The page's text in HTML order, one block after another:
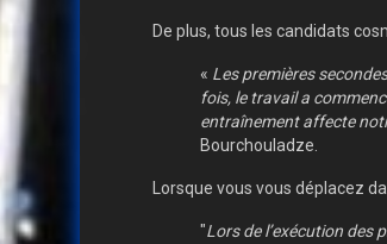
De plus, tous les candidats
« Les premières
fois, le travail a
entraînement affecte
Bourchouladze.
Lorsque vous vous déplacez
"Lors de l’exécution des